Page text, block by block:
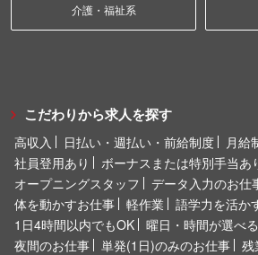
介護・福祉系
こだわりから求人を探す
高収入 日払い・週払い・前給制度 月給
社員登用あり
ボーナスまたは特別手当あ
オープニングスタッフ
データ入力のお仕
体を動かすお仕事
軽作業 語学力を活か
1日4時間以内でもOK
曜日・時間が選べる
夜間のお仕事
単発(1日)のみのお仕事 残